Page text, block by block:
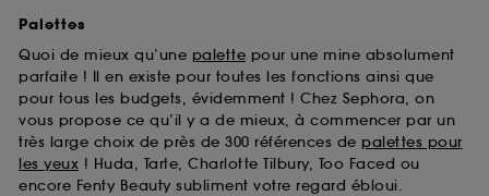
Palettes
Quoi de mieux qu’une palette pour une mine absolument
parfaite ! Il en existe pour toutes les fonctions ainsi que
pour tous les budgets, évidemment ! Chez Sephora, on
vous propose ce qu’il y a de mieux, à commencer par un
très large choix de près de 300 références de palettes pour
les yeux ! Huda, Tarte, Charlotte Tilbury, Too Faced ou
encore Fenty Beauty subliment votre regard ébloui.